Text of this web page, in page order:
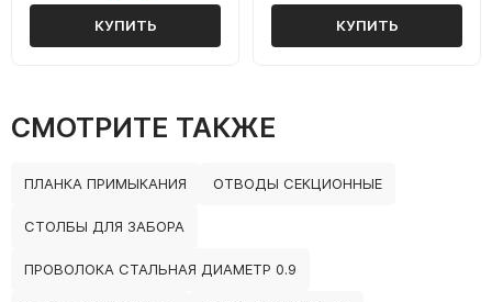
КУПИТЬ КУПИТЬ
СМОТРИТЕ ТАКЖЕ
ПЛАНКА ПРИМЫКАНИЯ ОТВОДЫ СЕКЦИОННЫЕ
СТОЛБЫ ДЛЯ ЗАБОРА
ПРОВОЛОКА СТАЛЬНАЯ ДИАМЕТР 0.9